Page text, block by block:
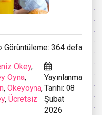
Görüntüleme: 364 defa
Okey,
Oyna,
, Okeyoyna,
, Ücretsiz
Yayınlanma
Tarihi: 08
Şubat
2026